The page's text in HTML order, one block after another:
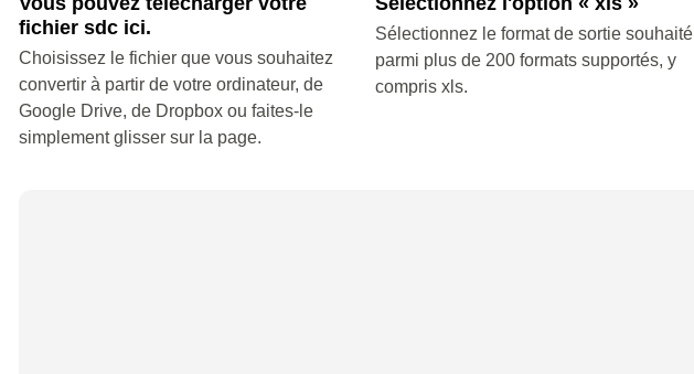
fichier sdc ici.
Choisissez le fichier que vous souhaitez
convertir à partir de votre ordinateur, de
Google Drive, de Dropbox ou faites-le
simplement glisser sur la page.
Sélectionnez le format de sortie souhaité
parmi plus de 200 formats supportés, y
compris xls.